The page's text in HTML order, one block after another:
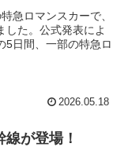
急ロマンスカーで、
した。公式発表によ
5日間、一部の特急ロ
2026.05.18
が登場！